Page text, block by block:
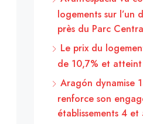
logements sur l’un
près du Parc
Le prix du
de 10,7% et
Aragón dynamise
renforce son
établissements 4 et